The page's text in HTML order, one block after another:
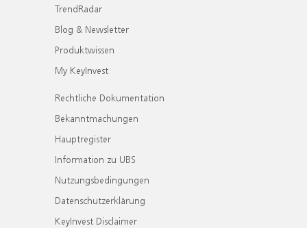
TrendRadar
Blog & Newsletter
Produktwissen
My KeyInvest
Rechtliche Dokumentation
Bekanntmachungen
Hauptregister
Information zu UBS
Nutzungsbedingungen
Datenschutzerklärung
KeyInvest Disclaimer